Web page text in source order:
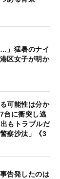
…」猛暑のナイ
区女子が明か
可能性は分か
台に衝突し逃
もトラブルだ
察沙汰」《3
告発したのは